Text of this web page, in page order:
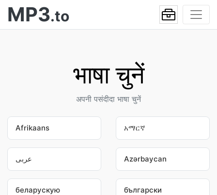
MP3.to
भाषा चुनें
अपनी पसंदीदा भाषा चुनें
Afrikaans አማርኛ
عربى Azərbaycan
беларускую български